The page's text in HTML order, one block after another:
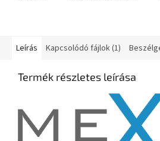
Leírás Kapcsolódó fájlok (1)
Termék részletes leírása